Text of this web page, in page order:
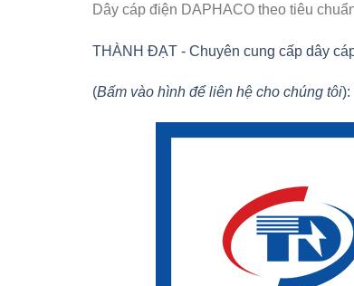
Dây cáp điện DAPHACO theo tiêu
THÀNH ĐẠT - Chuyên cung cấp dây
(Bấm vào hình để liên hệ cho chúng tôi):